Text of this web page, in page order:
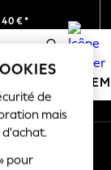
40 € *
de
mais
d'achat.
pour